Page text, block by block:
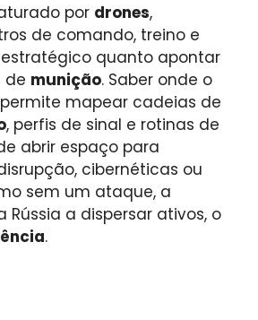
por drones,
de comando, treino e
quanto apontar
de munição. Saber onde o
mapear cadeias de
, perfis de sinal e rotinas de
abrir espaço para
cibernéticas ou
sem um ataque, a
Rússia a dispersar ativos, o
.